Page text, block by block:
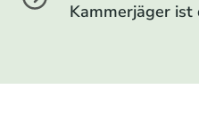
Kammerjäger ist